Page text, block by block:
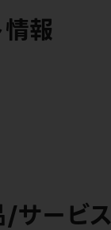
報
サービス